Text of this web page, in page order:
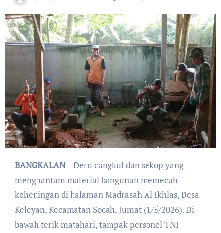
BANGKALAN– Deru cangkul dan sekop yang
menghantam material bangunan memecah
keheningan di halaman Madrasah Al Ikhlas, Desa
Keleyan, Kecamatan Socah, Jumat (1/5/2026). Di
bawah terik matahari, tampak personel TNI